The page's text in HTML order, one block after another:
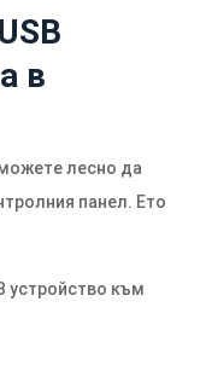
в
лесно да
панел. Ето
устройство към